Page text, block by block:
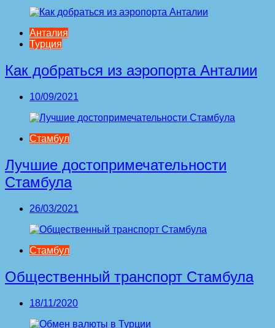
Анталия
Турция
Как добраться из аэропорта Анталии
10/09/2021
Стамбул
Лучшие достопримечательности
Стамбула
26/03/2021
Стамбул
Общественный транспорт Стамбула
18/11/2020